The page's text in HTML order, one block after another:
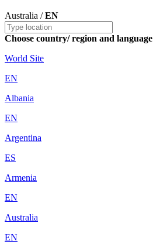
Australia /EN
Choose country/ region and language
World Site
EN
Albania
EN
Argentina
ES
Armenia
EN
Australia
EN